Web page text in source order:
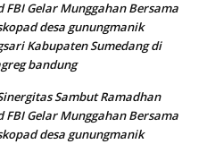
FBI Gelar Munggahan Bersama
desa gunungmanik
Kabupaten Sumedang di
bandung
Sambut Ramadhan
FBI Gelar Munggahan Bersama
desa gunungmanik